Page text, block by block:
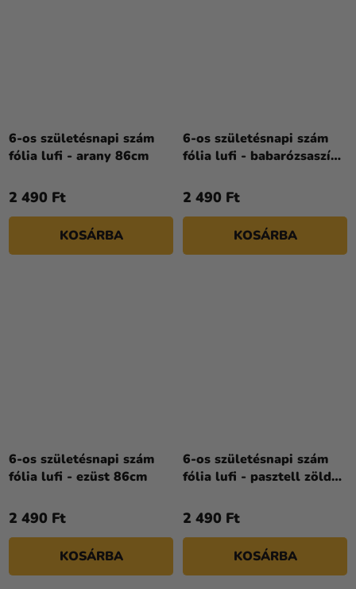
6-os születésnapi szám
fólia lufi - arany 86cm
2 490 Ft
KOSÁRBA
6-os születésnapi szám
fólia lufi - babarózsaszín
2 490 Ft
KOSÁRBA
6-os születésnapi szám
fólia lufi - ezüst 86cm
2 490 Ft
KOSÁRBA
6-os születésnapi szám
fólia lufi - pasztell zöld
2 490 Ft
KOSÁRBA